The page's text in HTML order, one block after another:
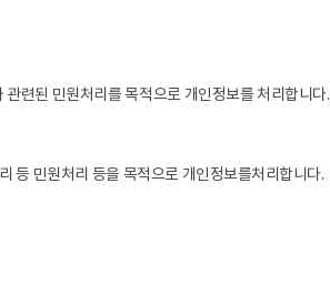
련된 민원처리를 목적으로 개인정보를 처리합니다.
등 민원처리 등을 목적으로 개인정보를처리합니다.